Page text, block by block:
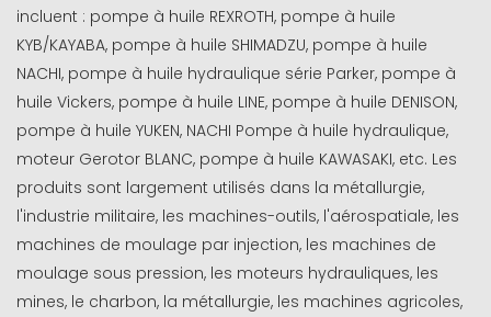
incluent : pompe à huile REXROTH, pompe à huile
KYB/KAYABA, pompe à huile SHIMADZU, pompe à huile
NACHI, pompe à huile hydraulique série Parker, pompe à
huile Vickers, pompe à huile LINE, pompe à huile DENISON,
pompe à huile YUKEN, NACHI Pompe à huile hydraulique,
moteur Gerotor BLANC, pompe à huile KAWASAKI, etc. Les
produits sont largement utilisés dans la métallurgie,
l'industrie militaire, les machines-outils, l'aérospatiale, les
machines de moulage par injection, les machines de
moulage sous pression, les moteurs hydrauliques, les
mines, le charbon, la métallurgie, les machines agricoles,